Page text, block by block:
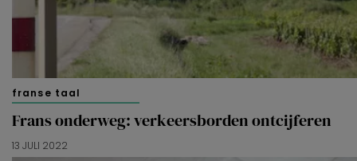
franse taal
Frans onderweg: verkeersborden ontcijferen
13 JULI 2022